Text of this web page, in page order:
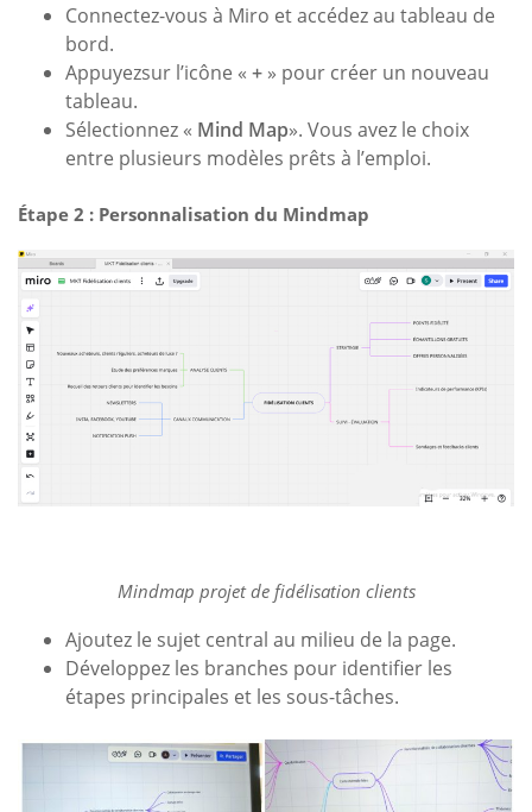
Connectez-vous à Miro et accédez au tableau de
bord.
Appuyezsur l’icône « + » pour créer un nouveau
tableau.
Sélectionnez « Mind Map». Vous avez le choix
entre plusieurs modèles prêts à l’emploi.
Étape 2 : Personnalisation du Mindmap
Mindmap projet de fidélisation clients
Ajoutez le sujet central au milieu de la page.
Développez les branches pour identifier les
étapes principales et les sous-tâches.